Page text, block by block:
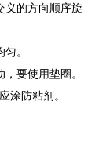
义的方向顺序旋
。
要使用垫圈。
涂防粘剂。